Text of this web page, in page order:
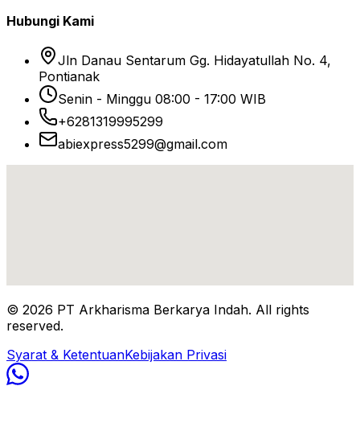
Hubungi Kami
Jln Danau Sentarum Gg. Hidayatullah No. 4,
Pontianak
Senin - Minggu 08:00 - 17:00 WIB
+6281319995299
abiexpress5299@gmail.com
© 2026 PT Arkharisma Berkarya Indah. All rights
reserved.
Syarat & KetentuanKebijakan Privasi